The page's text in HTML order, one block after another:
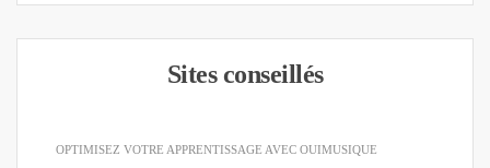
Sites conseillés
OPTIMISEZ VOTRE APPRENTISSAGE AVEC OUIMUSIQUE